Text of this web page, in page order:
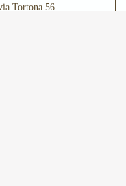
Tortona 56.